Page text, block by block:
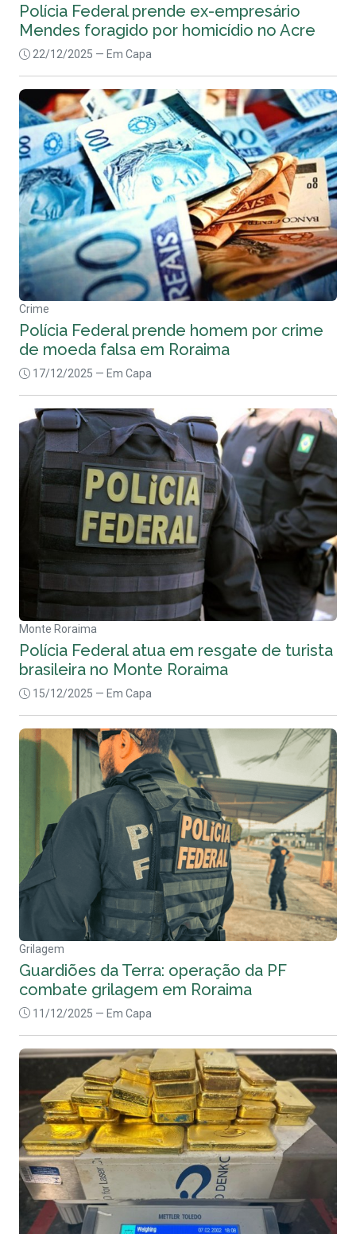
Polícia Federal prende ex-empresário
Mendes foragido por homicídio no Acre
22/12/2025 — Em Capa
Crime
Polícia Federal prende homem por crime
de moeda falsa em Roraima
17/12/2025 — Em Capa
Monte Roraima
Polícia Federal atua em resgate de turista
brasileira no Monte Roraima
15/12/2025 — Em Capa
Grilagem
Guardiões da Terra: operação da PF
combate grilagem em Roraima
11/12/2025 — Em Capa